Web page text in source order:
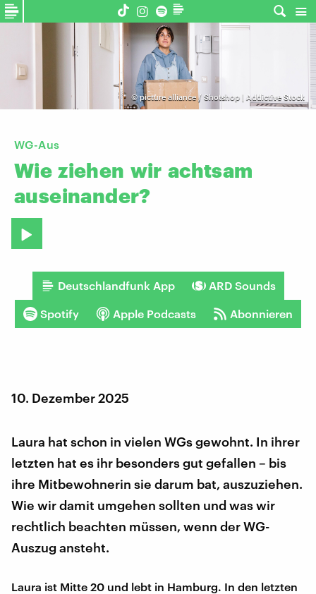
©picture alliance / Shotshop | Addictive Stock
WG-Aus
Wie ziehen wir achtsam
auseinander?
Deutschlandfunk App ARD Sounds
Spotify Apple Podcasts Abonnieren
10. Dezember 2025
Laura hat schon in vielen WGs gewohnt. In ihrer
letzten hat es ihr besonders gut gefallen – bis
ihre Mitbewohnerin sie darum bat, auszuziehen.
Wie wir damit umgehen sollten und was wir
rechtlich beachten müssen, wenn der WG-
Auszug ansteht.
Laura ist Mitte 20 und lebt in Hamburg. In den letzten